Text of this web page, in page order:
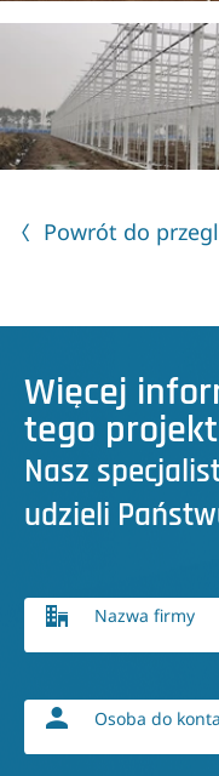
Powrót do
Więcej
tego
Nasz
udzieli
Nazwa firmy
Osoba do